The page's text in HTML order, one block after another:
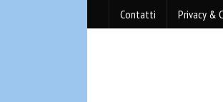
Contatti Privacy &